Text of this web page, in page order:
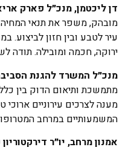
דן ליכטמן, מנכ״ל פארק
מובהק, משפר את תנאי המחיה
עיר לטבע ובין חזון לביצוע.
ירוקה, חכמה ומובילה. תודה
מנכ״ל המשרד להגנת
מתמשכת ותיאום הדוק בין
מענה לצרכים עירוניים
המשמעותיים במרחב
אמנון מרחב, יו״ר